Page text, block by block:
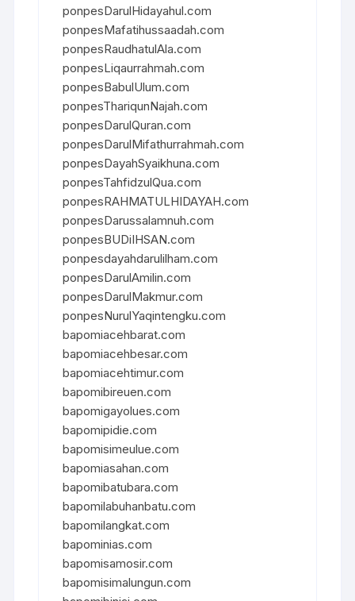
ponpesDarulHidayahul.com
ponpesMafatihussaadah.com
ponpesRaudhatulAla.com
ponpesLiqaurrahmah.com
ponpesBabulUlum.com
ponpesThariqunNajah.com
ponpesDarulQuran.com
ponpesDarulMifathurrahmah.com
ponpesDayahSyaikhuna.com
ponpesTahfidzulQua.com
ponpesRAHMATULHIDAYAH.com
ponpesDarussalamnuh.com
ponpesBUDiIHSAN.com
ponpesdayahdarulilham.com
ponpesDarulAmilin.com
ponpesDarulMakmur.com
ponpesNurulYaqintengku.com
bapomiacehbarat.com
bapomiacehbesar.com
bapomiacehtimur.com
bapomibireuen.com
bapomigayolues.com
bapomipidie.com
bapomisimeulue.com
bapomiasahan.com
bapomibatubara.com
bapomilabuhanbatu.com
bapomilangkat.com
bapominias.com
bapomisamosir.com
bapomisimalungun.com